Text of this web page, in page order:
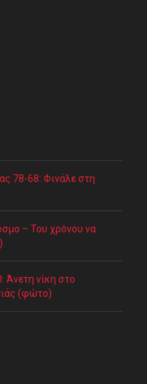
78-68: Φινάλε στη
– Του χρόνου να
Άνετη νίκη στο
(φώτο)